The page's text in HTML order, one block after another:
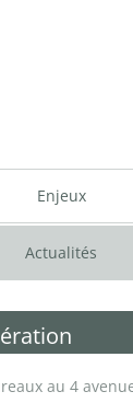
Enjeux
Actualités
au 4